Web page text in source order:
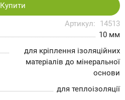
Артикул:
14513
10 мм
для кріплення ізоляційних
матеріалів до мінеральної
основи
для теплоізоляції
Купити